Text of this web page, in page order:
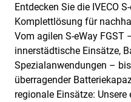
Entdecken Sie die IVECO
Komplettlösung für
Vom agilen S-eWay
innerstädtische Einsätze,
Spezialanwendungen –
überragender
regionale Einsätze: